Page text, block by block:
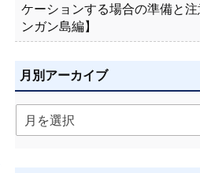
ケーションする場合の準備と
ンガン島編】
月別アーカイブ